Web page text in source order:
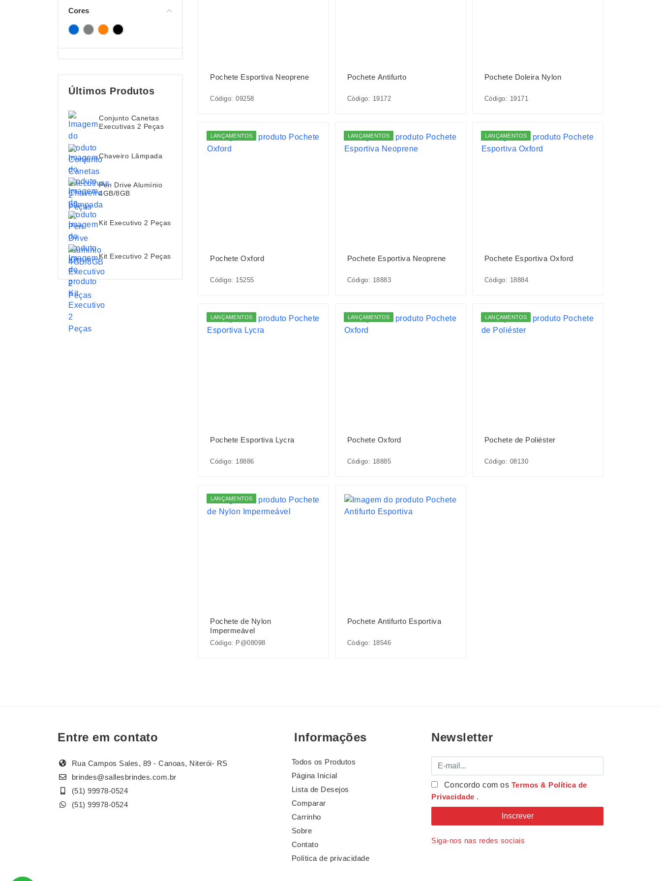
Cores
Últimos Produtos
Conjunto Canetas
Executivas 2 Peças
Chaveiro Lâmpada
Pen Drive Alumínio
4GB/8GB
Kit Executivo 2 Peças
Kit Executivo 2 Peças
Pochete Esportiva Neoprene
Código: 09258
Pochete Antifurto
Código: 19172
Pochete Doleira Nylon
Código: 19171
LANÇAMENTOS
Pochete Oxford
Código: 15255
LANÇAMENTOS
Pochete Esportiva Neoprene
Código: 18883
LANÇAMENTOS
Pochete Esportiva Oxford
Código: 18884
LANÇAMENTOS
Pochete Esportiva Lycra
Código: 18886
LANÇAMENTOS
Pochete Oxford
Código: 18885
LANÇAMENTOS
Pochete de Poliéster
Código: 08130
LANÇAMENTOS
Pochete de Nylon
Impermeável
Código: P@08098
Pochete Antifurto Esportiva
Código: 18546
Entre em contato
Rua Campos Sales, 89 - Canoas, Niterói- RS
brindes@sallesbrindes.com.br
(51) 99978-0524
(51) 99978-0524
Informações
Todos os Produtos
Página Inicial
Lista de Desejos
Comparar
Carrinho
Sobre
Contato
Política de privacidade
Newsletter
E-mail
Concordo com os Termos & Política de
Privacidade .
Siga-nos nas redes sociais